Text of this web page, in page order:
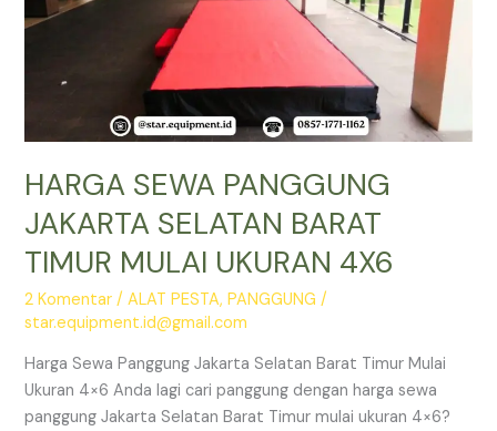
HARGA SEWA PANGGUNG
JAKARTA SELATAN BARAT
TIMUR MULAI UKURAN 4X6
2 Komentar /ALAT PESTA,PANGGUNG /
star.equipment.id@gmail.com
Harga Sewa Panggung Jakarta Selatan Barat Timur Mulai
Ukuran 4×6 Anda lagi cari panggung dengan harga sewa
panggung Jakarta Selatan Barat Timur mulai ukuran 4×6?